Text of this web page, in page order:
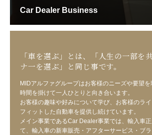
Car Dealer Business
「車を選ぶ」とは、 「人生の一部を
ナ一を選ぶ」と同じ事です。
MIDアルファグループはお客様のニーズや要望を
時間を掛けて一人ひとりと向き合います。
お客様の趣味や好みについて学び、お客様のラ
フィットした自動車を提供し続けています。
メイン事業であるCar Dealer事業では、輸入車
て、輸入車の新車販売・アフターサービス・ブ